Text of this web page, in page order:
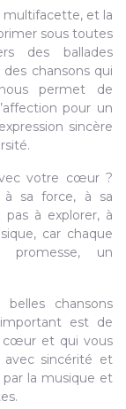
multifacette, et la
sous toutes
des ballades
chansons qui
permet de
pour un
sincère
votre cœur ?
à sa force, à sa
pas à explorer, à
car chaque
promesse, un
chansons
est de
cœur et qui vous
sincérité et
par la musique et